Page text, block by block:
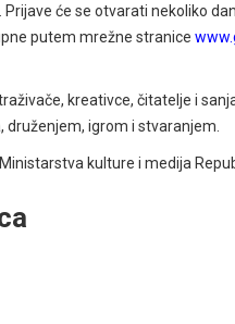
će se otvarati nekoliko
putem mrežne stranice
kreativce, čitatelje i
igrom i stvaranjem.
kulture i medija